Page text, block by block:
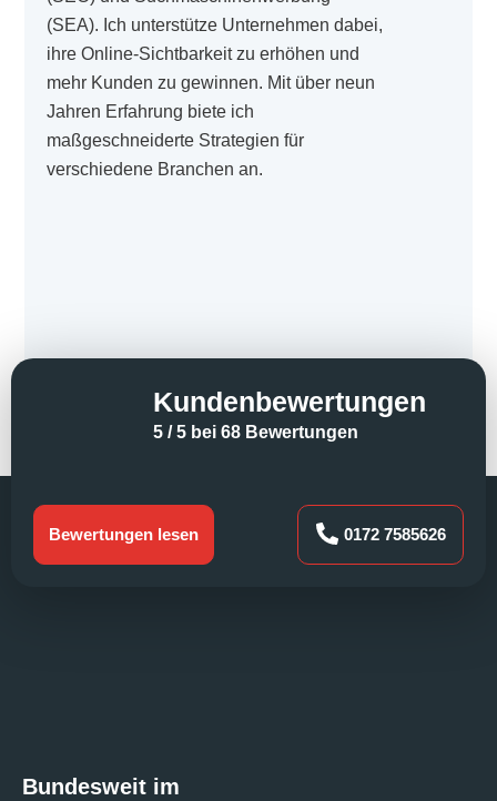
(SEA). Ich unterstütze Unternehmen dabei,
ihre Online-Sichtbarkeit zu erhöhen und
mehr Kunden zu gewinnen. Mit über neun
Jahren Erfahrung biete ich
maßgeschneiderte Strategien für
verschiedene Branchen an.
Kundenbewertungen
5 / 5 bei 68 Bewertungen
Bewertungen lesen 0172 7585626
Bundesweit im